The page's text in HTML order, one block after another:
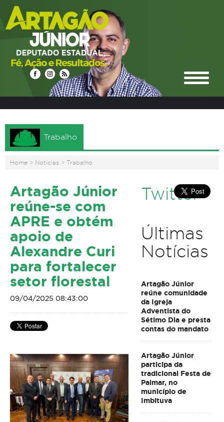
Trabalho
Home > Notícias > Trabalho
Artagão Júnior
reúne-se com
APRE e obtém
apoio de
Alexandre Curi
para fortalecer
setor florestal
09/04/2025 08:43:00
Twitter
Últimas
Notícias
Artagão Júnior
reúne comunidade
da Igreja
Adventista do
Sétimo Dia e presta
contas do mandato
Artagão Júnior
participa da
tradicional Festa de
Palmar, no
município de
Imbituva